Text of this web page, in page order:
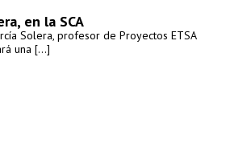
en la SCA
Solera, profesor de Proyectos ETSA
una [...]